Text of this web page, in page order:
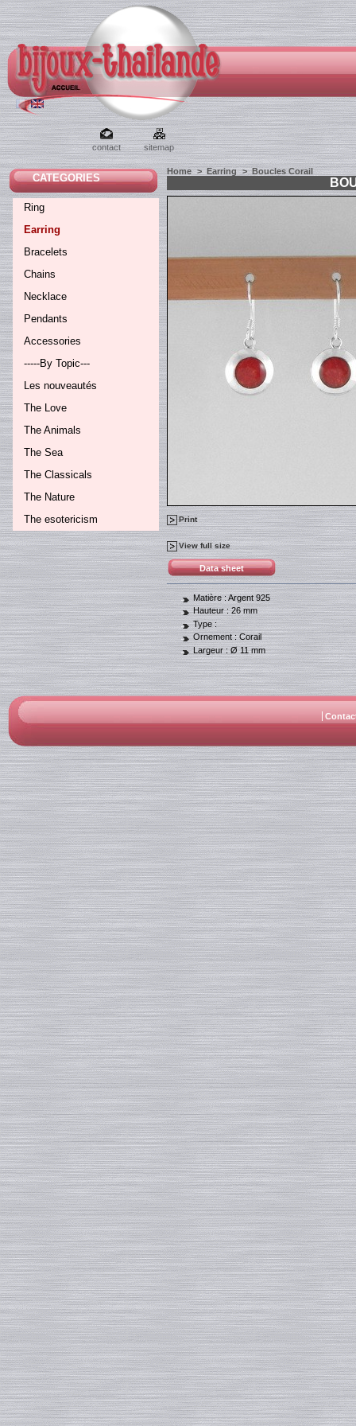
contact sitemap
CATEGORIES
Ring
Earring
Bracelets
Chains
Necklace
Pendants
Accessories
-----By Topic---
Les nouveautés
The Love
The Animals
The Sea
The Classicals
The Nature
The esotericism
Home > Earring > Boucles Corail
Print
View full size
Data sheet
Matière : Argent 925
Hauteur :26 mm
Type :
Ornement :Corail
Largeur :Ø 11 mm